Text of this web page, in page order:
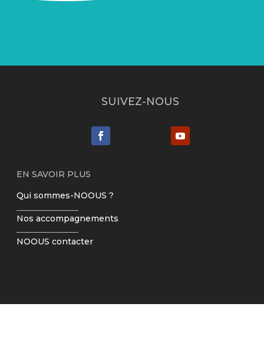
SUIVEZ-NOUS
EN SAVOIR PLUS
Qui sommes-NOOUS ?
Nos accompagnements
NOOUS contacter